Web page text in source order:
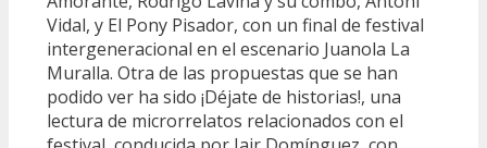
Vidal, y El Pony Pisador, con un final de festival
intergeneracional en el escenario Juanola La
Muralla. Otra de las propuestas que se han
podido ver ha sido ¡Déjate de historias!, una
lectura de microrrelatos relacionados con el